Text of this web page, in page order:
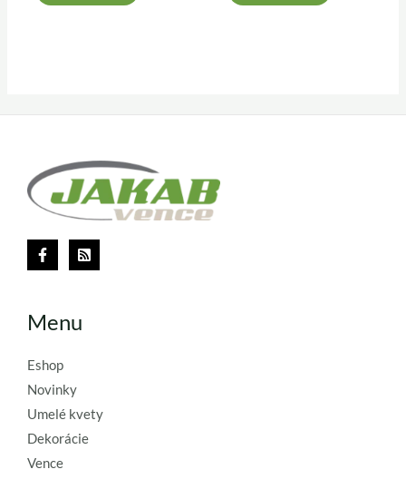
Menu
Eshop
Novinky
Umelé kvety
Dekorácie
Vence